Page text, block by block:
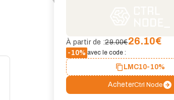
À partir de :29.00€26.10€
-10% avec le code :
LMC10-10%
AcheterCtrl Node